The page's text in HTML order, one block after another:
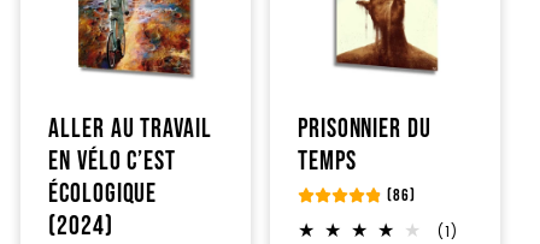
Aller au travail
en vélo c’est
écologique
(2024)
Prisonnier du
temps
(86)
(1)